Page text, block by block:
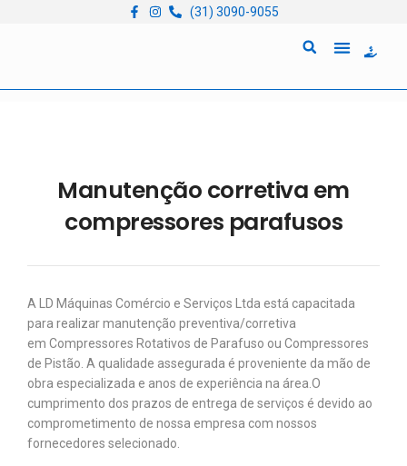
(31) 3090-9055
Manutenção corretiva em
compressores parafusos
A LD Máquinas Comércio e Serviços Ltda está capacitada
para realizar manutenção preventiva/corretiva
em Compressores Rotativos de Parafuso ou Compressores
de Pistão. A qualidade assegurada é proveniente da mão de
obra especializada e anos de experiência na área. ​O
cumprimento dos prazos de entrega de serviços é devido ao
comprometimento de nossa empresa com nossos
fornecedores selecionado.